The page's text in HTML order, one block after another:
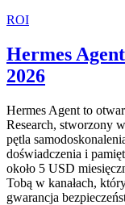
ROI
Hermes
2026
Hermes Agent to
Research, stworzony
pętla
doświadczenia i
około 5 USD
Tobą w kanałach,
gwarancja